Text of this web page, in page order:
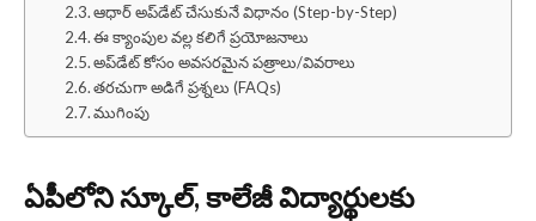
ఆధార్ అప్‌డేట్ చేసుకునే విధానం (Step-by-Step)
ఈ క్యాంపుల వల్ల కలిగే ప్రయోజనాలు
అప్‌డేట్ కోసం అవసరమైన పత్రాలు/వివరాలు
తరచుగా అడిగే ప్రశ్నలు (FAQs)
ముగింపు
ఏపీలోని స్కూల్, కాలేజీ విద్యార్థులకు